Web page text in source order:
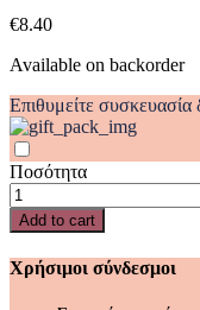
quantity
€8.40
Available on backorder
Επιθυμείτε
Ποσότητα
Παζλ
Χρωματισμού
Disney
Minnie
Mouse
Add to cart
Χρήσιμοι σύνδεσμοι